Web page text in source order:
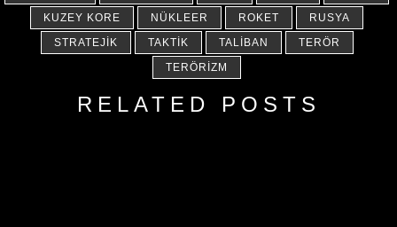
KUZEY KORE
NÜKLEER ROKET
RUSYA
STRATEJIK
TAKTIK TALIBAN
TERÖR
TERÖRIZM
RELATED POSTS